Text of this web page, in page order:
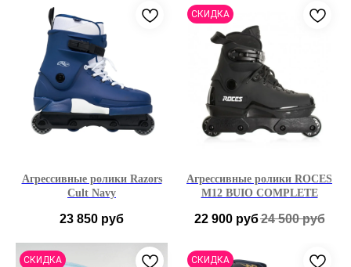
Агрессивные ролики Razors
Cult Navy
23 850 руб
41 44
СКИДКА
Агрессивные ролики ROCES
M12 BUIO COMPLETE
22 900 руб24 500 руб
40 43
СКИДКА СКИДКА